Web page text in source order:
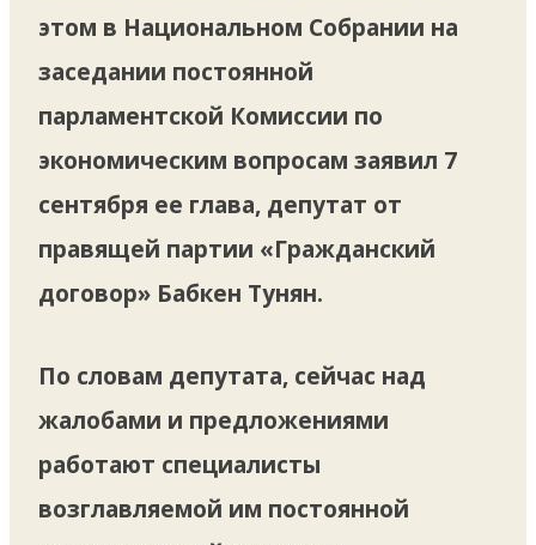
этом в Национальном Собрании на
заседании постоянной
парламентской Комиссии по
экономическим вопросам заявил 7
сентября ее глава, депутат от
правящей партии «Гражданский
договор» Бабкен Тунян.
По словам депутата, сейчас над
жалобами и предложениями
работают специалисты
возглавляемой им постоянной